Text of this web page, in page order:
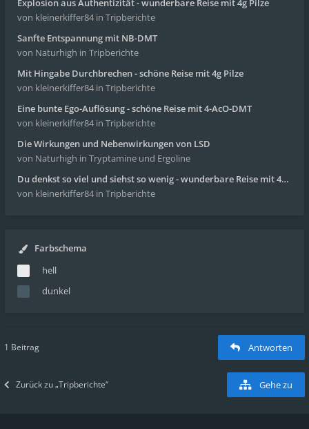
Explosion aus Authentizität - wunderbare Reise mit 4g Pilze
von kleinerkiffer84 in Tripberichte
Sanfte Entspannung mit NB-DMT
von Naturhigh in Tripberichte
Mit Hingabe Durchbrechen - schöne Reise mit 4g Pilze
von kleinerkiffer84 in Tripberichte
Eine bunte Ego-Auflösung - schöne Reise mit 4-AcO-DMT
von kleinerkiffer84 in Tripberichte
Die Wirkungen und Nebenwirkungen von LSD
von Naturhigh in Tryptamine und Ergoline
Du denkst so viel und siehst so wenig - wunderbare Reise mit 4g Pilze
von kleinerkiffer84 in Tripberichte
Farbschema
hell
dunkel
1 Beitrag Antworten
Zurück zu „Tripberichte“ Gehe zu